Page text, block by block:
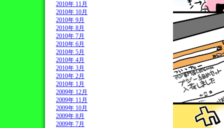
2010年 11月
2010年 10月
2010年 9月
2010年 8月
2010年 7月
2010年 6月
2010年 5月
2010年 4月
2010年 3月
2010年 2月
2010年 1月
2009年 12月
2009年 11月
2009年 10月
2009年 8月
2009年 7月